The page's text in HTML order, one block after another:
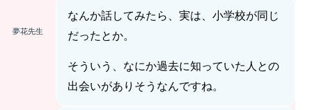
夢花先生
なんか話してみたら、実は、小学校が同じ
だったとか。
そういう、なにか過去に知っていた人との
出会いがありそうなんですね。